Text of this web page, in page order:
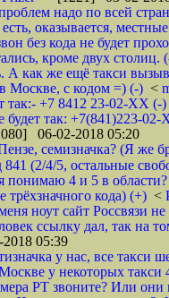
надо по всей
оказывается,
без кода не будет
кроме двух
А как же ещё такси
Москве, с кодом =) (-) <
так:- +7 8412 23-02-ХХ (-
будет так: +7(841)223-
06-02-2018 05:20
семизначка? (Я же
841 (2/4/5, остальные
понимаю 4 и 5 в
трёхзначного кода) (+) <
ноут сайт Россвязи
ссылку дал, так на
2018 05:39
у нас, все такси
у некоторых такси
РТ звоните? Или они